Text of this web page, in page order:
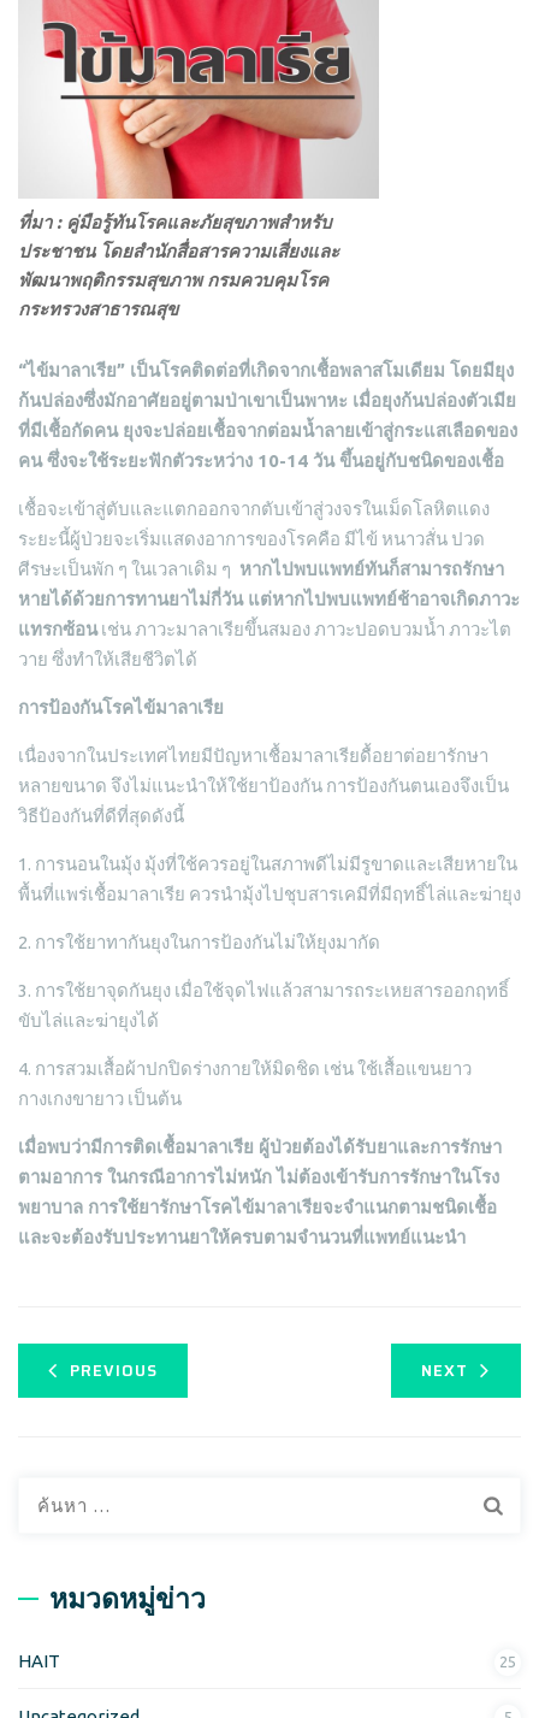
ที่มา : คู่มือรู้ทันโรคและภัยสุขภาพสำหรับ
ประชาชน โดยสำนักสื่อสารความเสี่ยงและ
พัฒนาพฤติกรรมสุขภาพ กรมควบคุมโรค
กระทรวงสาธารณสุข
“ไข้มาลาเรีย” เป็นโรคติดต่อที่เกิดจากเชื้อพลาสโมเดียม โดยมียุง
ก้นปล่องซึ่งมักอาศัยอยู่ตามป่าเขาเป็นพาหะ เมื่อยุงก้นปล่องตัวเมีย
ที่มีเชื้อกัดคน ยุงจะปล่อยเชื้อจากต่อมน้ำลายเข้าสู่กระแสเลือดของ
คน ซึ่งจะใช้ระยะฟักตัวระหว่าง 10-14 วัน ขึ้นอยู่กับชนิดของเชื้อ
เชื้อจะเข้าสู่ตับและแตกออกจากตับเข้าสู่วงจรในเม็ดโลหิตแดง
ระยะนี้ผู้ป่วยจะเริ่มแสดงอาการของโรคคือ มีไข้ หนาวสั่น ปวด
ศีรษะเป็นพัก ๆ ในเวลาเดิม ๆ หากไปพบแพทย์ทันก็สามารถรักษา
หายได้ด้วยการทานยาไม่กี่วัน แต่หากไปพบแพทย์ช้าอาจเกิดภาวะ
แทรกซ้อนเช่น ภาวะมาลาเรียขึ้นสมอง ภาวะปอดบวมน้ำ ภาวะไต
วาย ซึ่งทำให้เสียชีวิตได้
การป้องกันโรคไข้มาลาเรีย
เนื่องจากในประเทศไทยมีปัญหาเชื้อมาลาเรียดื้อยาต่อยารักษา
หลายขนาด จึงไม่แนะนำให้ใช้ยาป้องกัน การป้องกันตนเองจึงเป็น
วิธีป้องกันที่ดีที่สุดดังนี้
1. การนอนในมุ้ง มุ้งที่ใช้ควรอยู่ในสภาพดีไม่มีรูขาดและเสียหายใน
พื้นที่แพร่เชื้อมาลาเรีย ควรนำมุ้งไปชุบสารเคมีที่มีฤทธิ์ไล่และฆ่ายุง
2. การใช้ยาทากันยุงในการป้องกันไม่ให้ยุงมากัด
3. การใช้ยาจุดกันยุง เมื่อใช้จุดไฟแล้วสามารถระเหยสารออกฤทธิ์
ขับไล่และฆ่ายุงได้
4. การสวมเสื้อผ้าปกปิดร่างกายให้มิดชิด เช่น ใช้เสื้อแขนยาว
กางเกงขายาว เป็นต้น
เมื่อพบว่ามีการติดเชื้อมาลาเรีย ผู้ป่วยต้องได้รับยาและการรักษา
ตามอาการ ในกรณีอาการไม่หนัก ไม่ต้องเข้ารับการรักษาในโรง
พยาบาล การใช้ยารักษาโรคไข้มาลาเรียจะจำแนกตามชนิดเชื้อ
และจะต้องรับประทานยาให้ครบตามจำนวนที่แพทย์แนะนำ
PREVIOUS NEXT
รั
หมวดหมู่ข่าว
HAIT 25